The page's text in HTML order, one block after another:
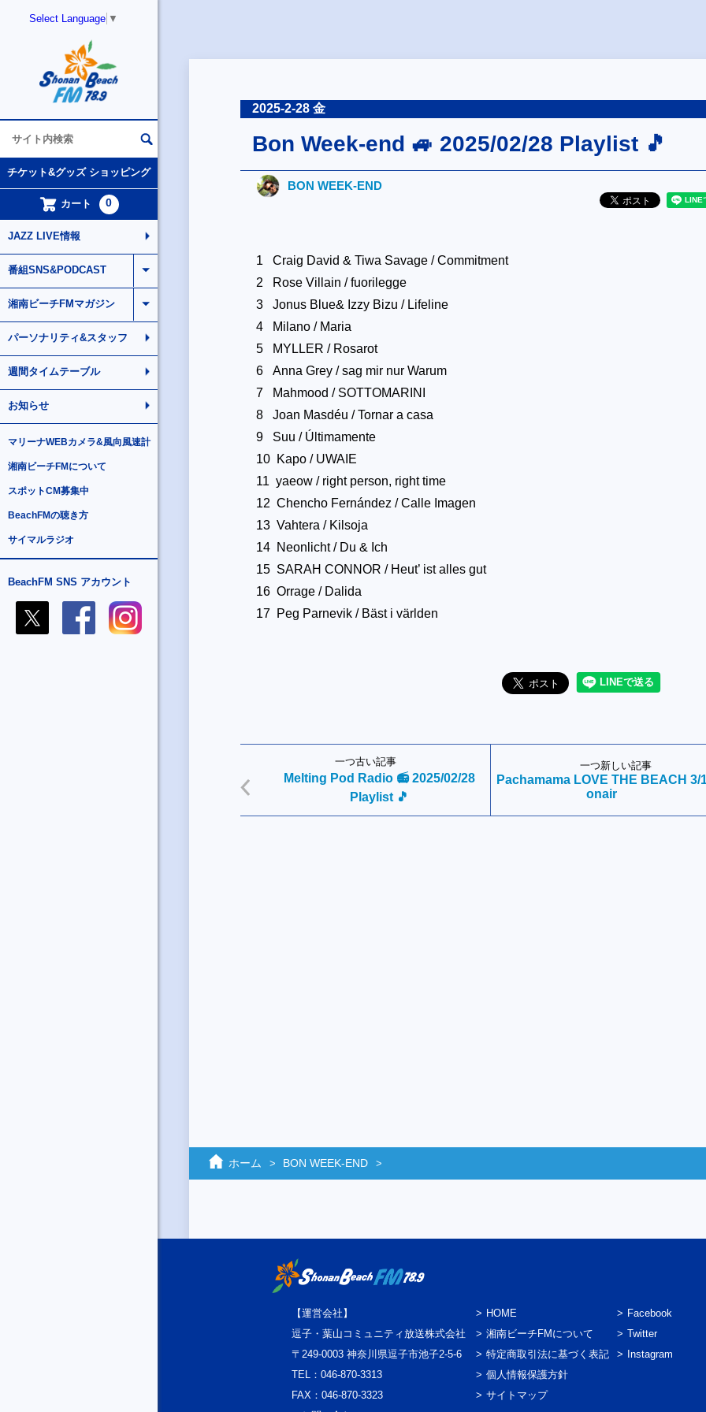
Select Language ▼
チケット&グッズ ショッピング
カート 0
JAZZ LIVE情報
番組SNS&PODCAST
湘南ビーチFMマガジン
パーソナリティ&スタッフ
週間タイムテーブル
お知らせ
マリーナWEBカメラ&風向風速計
湘南ビーチFMについて
スポットCM募集中
BeachFMの聴き方
サイマルラジオ
BeachFM SNS アカウント
2025-2-28 金
Bon Week-end 🚙 2025/02/28 Playlist 🎵
BON WEEK‐END
1 Craig David & Tiwa Savage / Commitment
2 Rose Villain / fuorilegge
3 Jonus Blue& Izzy Bizu / Lifeline
4 Milano / Maria
5 MYLLER / Rosarot
6 Anna Grey / sag mir nur Warum
7 Mahmood / SOTTOMARINI
8 Joan Masdéu / Tornar a casa
9 Suu / Últimamente
10 Kapo / UWAIE
11 yaeow / right person, right time
12 Chencho Fernández / Calle Imagen
13 Vahtera / Kilsoja
14 Neonlicht / Du & Ich
15 SARAH CONNOR / Heut’ ist alles gut
16 Orrage / Dalida
17 Peg Parnevik / Bäst i världen
一つ古い記事
Melting Pod Radio 📻 2025/02/28
Playlist 🎵
一つ新しい記事
Pachamama LOVE THE BEACH 3/
onair
ホーム BON WEEK‐END
【運営会社】
逗子・葉山コミュニティ放送株式会社
〒249-0003 神奈川県逗子市池子2-5-6
TEL：046-870-3313
FAX：046-870-3323
HOME
湘南ビーチFMについて
特定商取引法に基づく表記
個人情報保護方針
サイトマップ
Facebook
Twitter
Instagram